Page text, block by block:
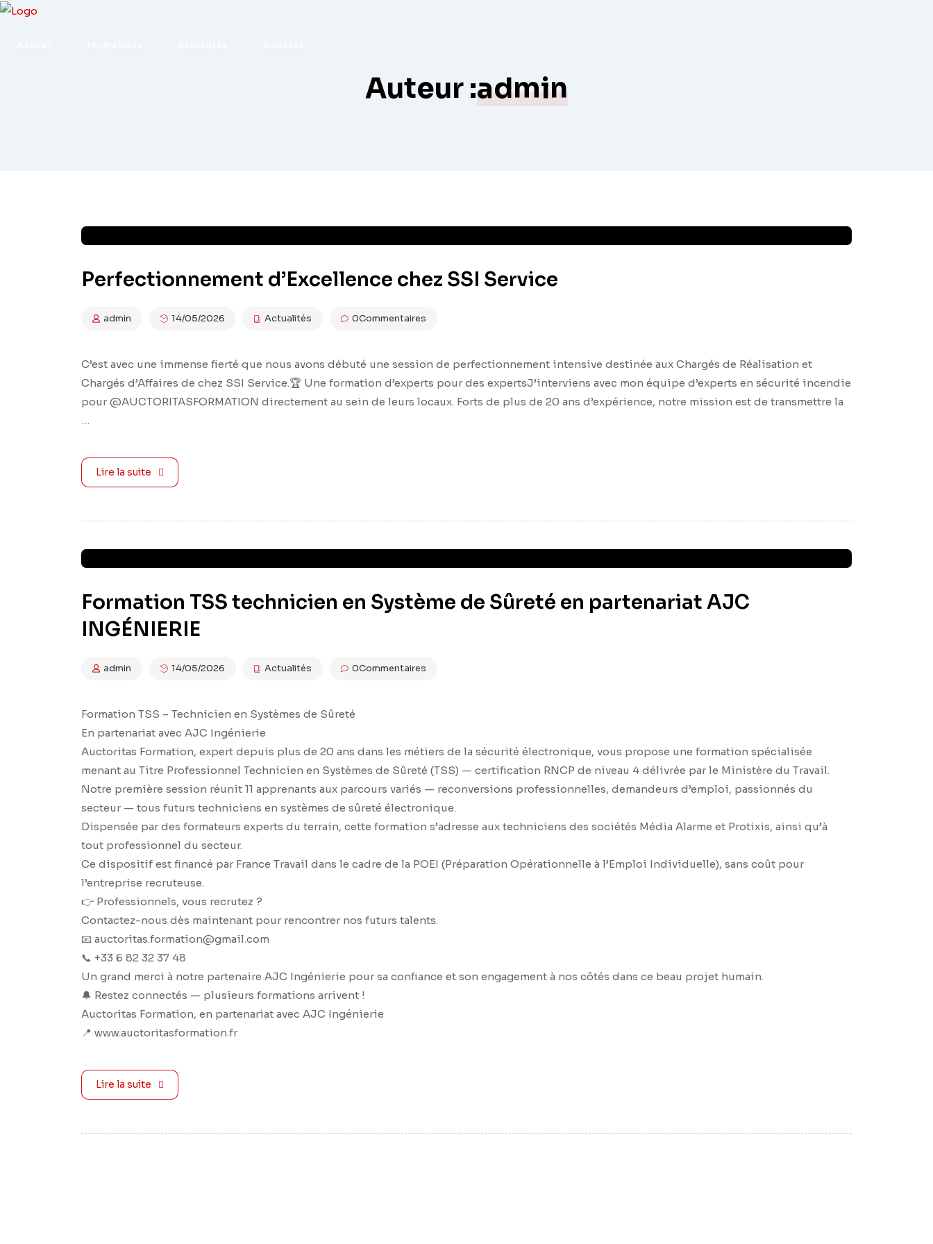
Auteur :admin
Perfectionnement d’Excellence chez SSI Service
admin 14/05/2026 Actualités 0Commentaires
C’est avec une immense fierté que nous avons débuté une session de perfectionnement intensive destinée aux Chargés de Réalisation et
Chargés d’Affaires de chez SSI Service.​🏆 Une formation d’experts pour des experts​J’interviens avec mon équipe d’experts en sécurité incendie
pour @AUCTORITASFORMATION directement au sein de leurs locaux. Forts de plus de 20 ans d’expérience, notre mission est de transmettre la
…
Lire la suite
Formation TSS technicien en Système de Sûreté en partenariat AJC
INGÉNIERIE
admin 14/05/2026 Actualités 0Commentaires
Formation TSS – Technicien en Systèmes de Sûreté
En partenariat avec AJC Ingénierie
Auctoritas Formation, expert depuis plus de 20 ans dans les métiers de la sécurité électronique, vous propose une formation spécialisée
menant au Titre Professionnel Technicien en Systèmes de Sûreté (TSS) — certification RNCP de niveau 4 délivrée par le Ministère du Travail.
Notre première session réunit 11 apprenants aux parcours variés — reconversions professionnelles, demandeurs d’emploi, passionnés du
secteur — tous futurs techniciens en systèmes de sûreté électronique.
Dispensée par des formateurs experts du terrain, cette formation s’adresse aux techniciens des sociétés Média Alarme et Protixis, ainsi qu’à
tout professionnel du secteur.
Ce dispositif est financé par France Travail dans le cadre de la POEI (Préparation Opérationnelle à l’Emploi Individuelle), sans coût pour
l’entreprise recruteuse.
👉 Professionnels, vous recrutez ?
Contactez-nous dès maintenant pour rencontrer nos futurs talents.
📧 auctoritas.formation@gmail.com
📞 +33 6 82 32 37 48
Un grand merci à notre partenaire AJC Ingénierie pour sa confiance et son engagement à nos côtés dans ce beau projet humain.
🔔 Restez connectés — plusieurs formations arrivent !
Auctoritas Formation, en partenariat avec AJC Ingénierie
📍 www.auctoritasformation.fr
Lire la suite